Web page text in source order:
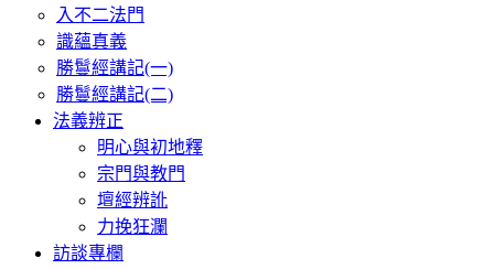
入不二法門
識蘊真義
勝鬘經講記(一)
勝鬘經講記(二)
法義辨正
明心與初地釋
宗門與教門
壇經辨訛
力挽狂瀾
訪談專欄